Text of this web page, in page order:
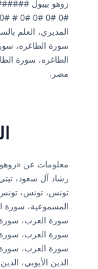
المديري، العلم
سورة الطاغره،
الطاغره، سورة
مصر.
معلومات عن
رشاد آل سعود،
تونس، تونس،
المسموعية، سورة
سورة العرب،
سورة العرب،
سورة العرب، سورة
الدين الأيوبي،